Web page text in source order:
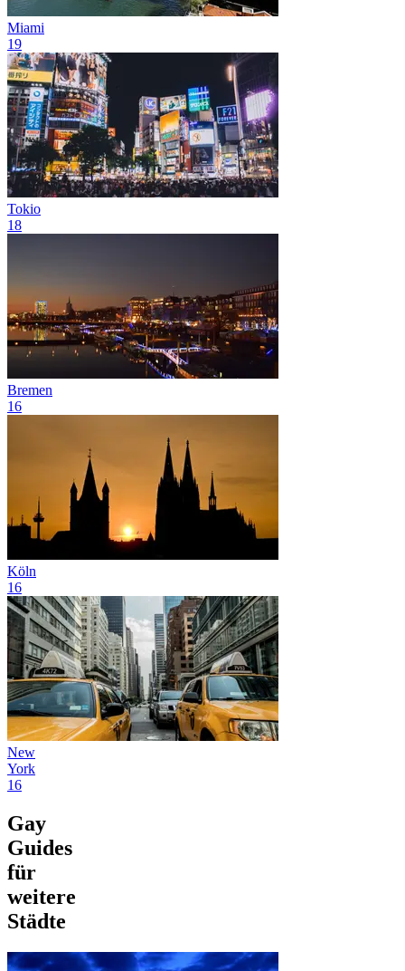
Miami
19
Tokio
18
Bremen
16
Köln
16
New
York
16
Gay
Guides
für
weitere
Städte